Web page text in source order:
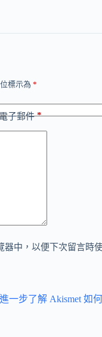
標示為 *
子郵件*
中，以便下次留言時
進一步了解 Akismet 如